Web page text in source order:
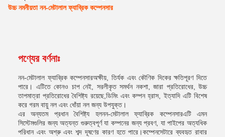
উচ্চ নমনীয়তা নন-মেটালাল ফ্যাব্রিক কম্পেনসার
পণ্যের বর্ণনাঃ
নন-মেটালাল ফ্যাব্রিক কম্পেনসারঅক্ষীয়, তির্যক এবং কৌণিক দিকের ক্ষতিপূরণ দিতে
পারে। এটিতে কোনও চাপ নেই, সরলীকৃত সমর্থন নকশা, জারা প্রতিরোধের, উচ্চ
তাপমাত্রা প্রতিরোধের বৈশিষ্ট্য রয়েছে,ডিমিং এবং কম্পন হ্রাস, ইত্যাদি এটি বিশেষ
করে গরম বায়ু নল এবং ধোঁয়া নল জন্য উপযুক্ত।
এর অন্যতম প্রধান বৈশিষ্ট্য হলনন-মেটালাল ফ্যাব্রিক কম্পেনসারএটি এমন
সিস্টেমগুলির জন্য অত্যন্ত গুরুত্বপূর্ণ যা কম্পনের জন্য প্রবণ, যা পাইপের অত্যধিক
পরিধান এবং অশ্রু এবং শব্দ দূষণের কারণ হতে পারে।কম্পেনসেটারে ব্যবহৃত রাবার